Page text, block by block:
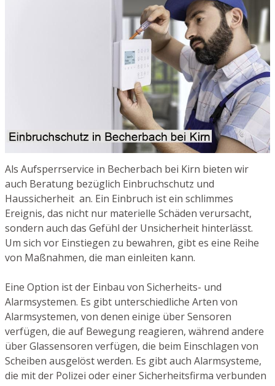
Als Aufsperrservice in Becherbach bei Kirn bieten wir
auch Beratung bezüglich Einbruchschutz und
Haussicherheit an. Ein Einbruch ist ein schlimmes
Ereignis, das nicht nur materielle Schäden verursacht,
sondern auch das Gefühl der Unsicherheit hinterlässt.
Um sich vor Einstiegen zu bewahren, gibt es eine Reihe
von Maßnahmen, die man einleiten kann.
Eine Option ist der Einbau von Sicherheits- und
Alarmsystemen. Es gibt unterschiedliche Arten von
Alarmsystemen, von denen einige über Sensoren
verfügen, die auf Bewegung reagieren, während andere
über Glassensoren verfügen, die beim Einschlagen von
Scheiben ausgelöst werden. Es gibt auch Alarmsysteme,
die mit der Polizei oder einer Sicherheitsfirma verbunden